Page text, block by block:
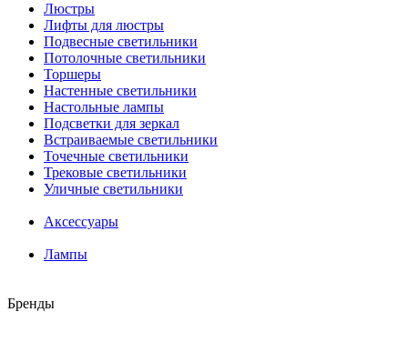
Люстры
Лифты для люстры
Подвесные светильники
Потолочные светильники
Торшеры
Настенные светильники
Настольные лампы
Подсветки для зеркал
Встраиваемые светильники
Точечные светильники
Трековые светильники
Уличные светильники
Аксессуары
Лампы
Бренды